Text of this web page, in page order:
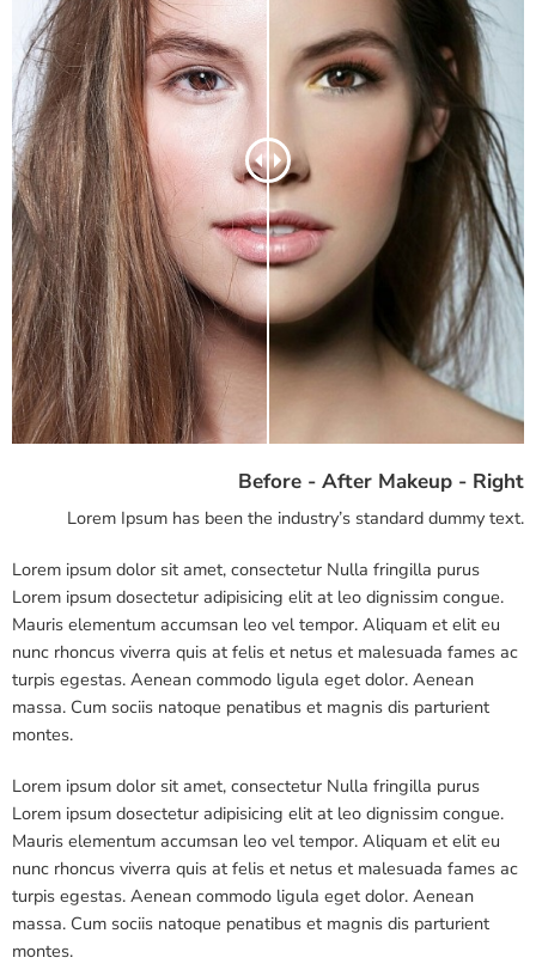
Before - After Makeup - Right
Lorem Ipsum has been the industry’s standard dummy text.
Lorem ipsum dolor sit amet, consectetur Nulla fringilla purus
Lorem ipsum dosectetur adipisicing elit at leo dignissim congue.
Mauris elementum accumsan leo vel tempor. Aliquam et elit eu
nunc rhoncus viverra quis at felis et netus et malesuada fames ac
turpis egestas. Aenean commodo ligula eget dolor. Aenean
massa. Cum sociis natoque penatibus et magnis dis parturient
montes.
Lorem ipsum dolor sit amet, consectetur Nulla fringilla purus
Lorem ipsum dosectetur adipisicing elit at leo dignissim congue.
Mauris elementum accumsan leo vel tempor. Aliquam et elit eu
nunc rhoncus viverra quis at felis et netus et malesuada fames ac
turpis egestas. Aenean commodo ligula eget dolor. Aenean
massa. Cum sociis natoque penatibus et magnis dis parturient
montes.